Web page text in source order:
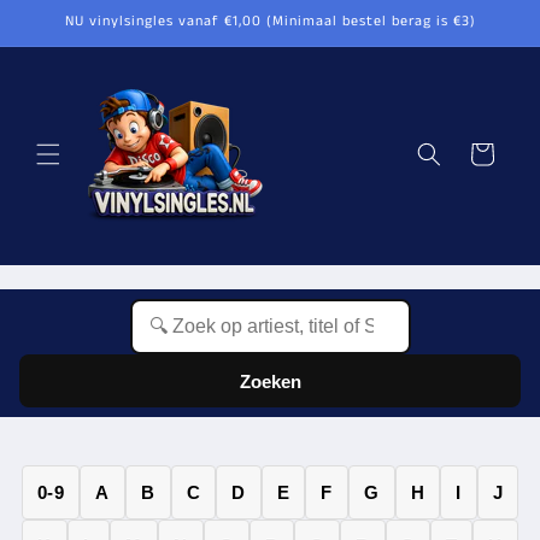
naar de
content
NU vinylsingles vanaf €1,00 (Minimaal bestel berag is €3)
Winkelwagen
Zoeken
0-9 A B C D E F G H I J